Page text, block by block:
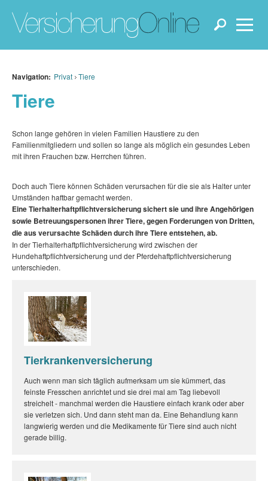
Navigation: Privat Tiere
Tiere
Schon lange gehören in vielen Familien Haustiere zu den
Familienmitgliedern und sollen so lange als möglich ein gesundes Leben
mit ihren Frauchen bzw. Herrchen führen.
Doch auch Tiere können Schäden verursachen für die sie als Halter unter
Umständen haftbar gemacht werden.
Eine Tierhalterhaftpflichtversicherung sichert sie und ihre Angehörigen
sowie Betreuungspersonen ihrer Tiere, gegen Forderungen von Dritten,
die aus verursachte Schäden durch ihre Tiere entstehen, ab.
In der Tierhalterhaftpflichtversicherung wird zwischen der
Hundehaftpflichtversicherung und der Pferdehaftpflichtversicherung
unterschieden.
Tierkrankenversicherung
Auch wenn man sich täglich aufmerksam um sie kümmert, das
feinste Fresschen anrichtet und sie drei mal am Tag liebevoll
streichelt - manchmal werden die Haustiere einfach krank oder aber
sie verletzen sich. Und dann steht man da. Eine Behandlung kann
langwierig werden und die Medikamente für Tiere sind auch nicht
gerade billig.